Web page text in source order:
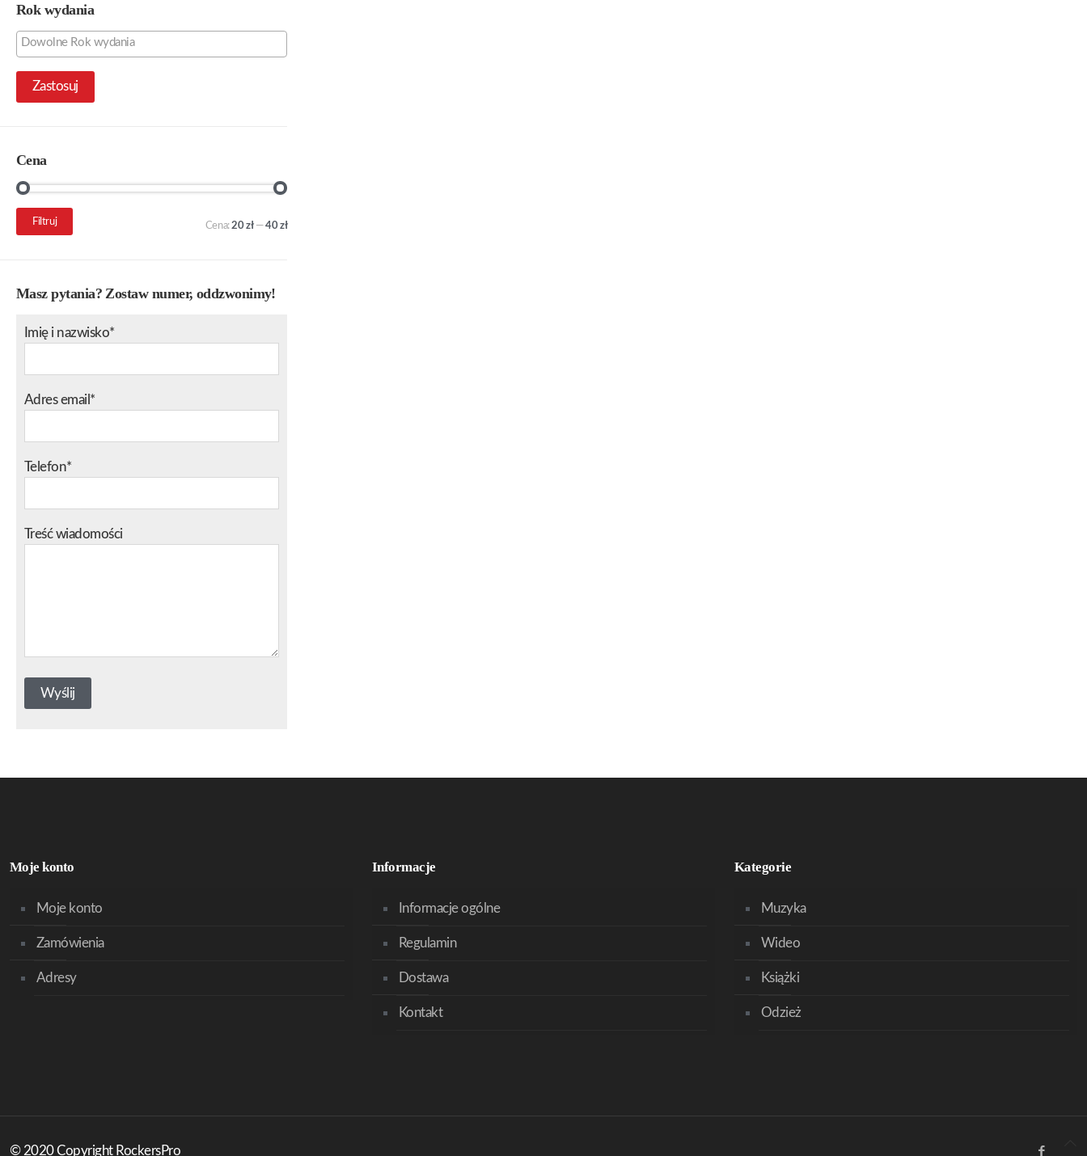
Rok wydania
Zastosuj
Cena
Cena
min.
Cena
maks.
Filtruj Cena:20 zł—40 zł
Masz pytania? Zostaw numer, oddzwonimy!
Imię i nazwisko*
Adres email*
Telefon*
Treść wiadomości
Moje konto
Moje konto
Zamówienia
Adresy
Informacje
Informacje ogólne
Regulamin
Dostawa
Kontakt
Kategorie
Muzyka
Wideo
Książki
Odzież
© 2020 Copyright RockersPro